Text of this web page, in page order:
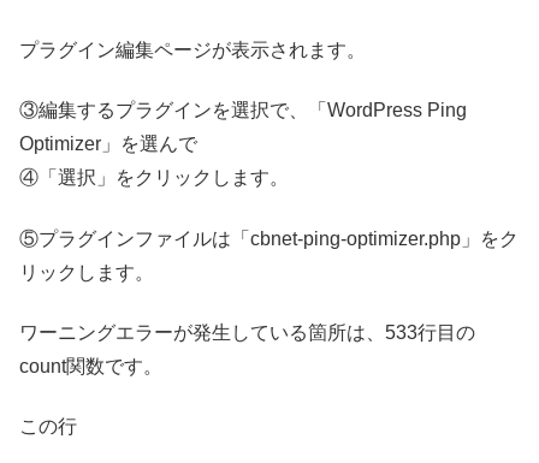
プラグイン編集ページが表示されます。
③編集するプラグインを選択で、「WordPress Ping
Optimizer」を選んで
④「選択」をクリックします。
⑤プラグインファイルは「cbnet-ping-optimizer.php」をク
リックします。
ワーニングエラーが発生している箇所は、533行目の
count関数です。
この行